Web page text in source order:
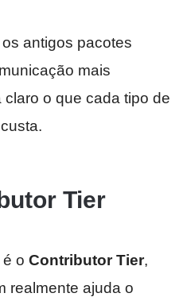
antigos pacotes
mais
o que cada tipo de
Tier
o Contributor Tier,
realmente ajuda o